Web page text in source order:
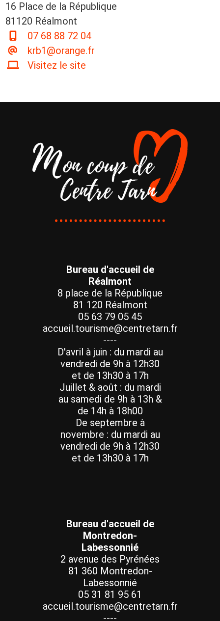
16 Place de la République
81120 Réalmont
07 68 88 72 04
krb1@orange.fr
Visitez le site
Bureau d'accueil de
Réalmont
8 place de la République
81 120 Réalmont
05 63 79 05 45
accueil.tourisme@centretarn.fr
----
D'avril à juin : du mardi au
vendredi de 9h à 12h30
et de 13h30 à 17h
Juillet & août : du mardi
au samedi de 9h à 13h &
de 14h à 18h00
De septembre à
novembre : du mardi au
vendredi de 9h à 12h30
et de 13h30 à 17h
Bureau d'accueil de
Montredon-
Labessonnié
2 avenue des Pyrénées
81 360 Montredon-
Labessonnié
05 31 81 95 61
accueil.tourisme@centretarn.fr
----